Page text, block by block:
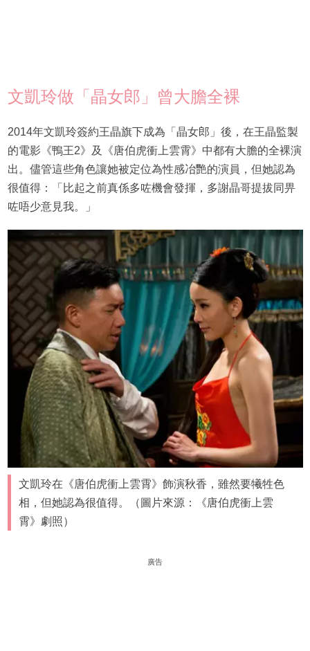
文凱玲做「晶女郎」曾大膽全裸
2014年文凱玲簽約王晶旗下成為「晶女郎」後，在王晶監製
的電影《鴨王2》及《唐伯虎衝上雲霄》中都有大膽的全裸演
出。儘管這些角色讓她被定位為性感冶艷的演員，但她認為
很值得：「比起之前真係多咗機會發揮，多謝晶哥提拔同畀
咗唔少意見我。」
文凱玲在《唐伯虎衝上雲霄》飾演秋香，雖然要犧牲色
相，但她認為很值得。（圖片來源：《唐伯虎衝上雲
霄》劇照）
廣告